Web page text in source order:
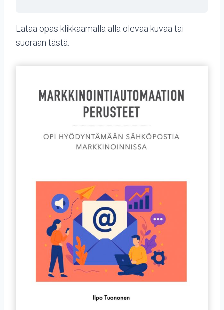
Lataa opas klikkaamalla alla olevaa kuvaa tai
suoraan tästä